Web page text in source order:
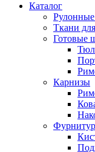
Каталог
Ткани
Готовые
Карнизы